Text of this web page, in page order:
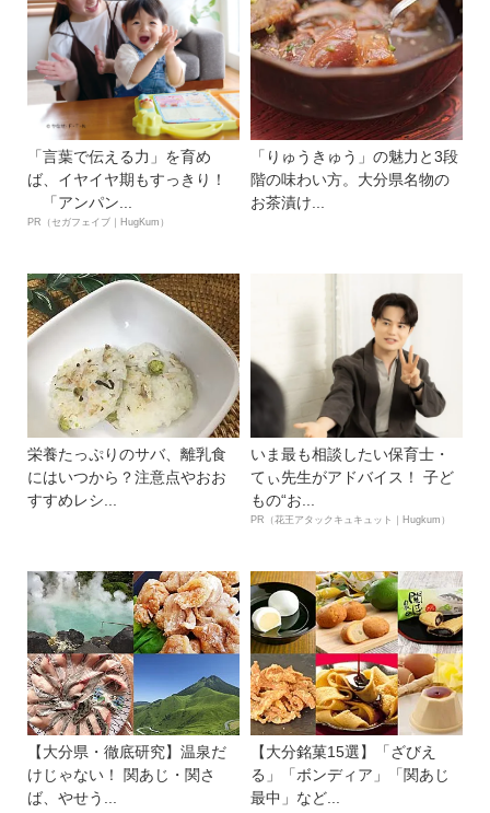
「言葉で伝える力」を育め
ば、イヤイヤ期もすっきり！
「アンパン...
PR（セガフェイブ｜HugKum）
「りゅうきゅう」の魅力と3段
階の味わい方。大分県名物の
お茶漬け...
栄養たっぷりのサバ、離乳食
にはいつから？注意点やおお
すすめレシ...
いま最も相談したい保育士・
てぃ先生がアドバイス！ 子ど
もの“お...
PR（花王アタックキュキュット｜Hugkum）
【大分県・徹底研究】温泉だ
けじゃない！ 関あじ・関さ
ば、やせう...
【大分銘菓15選】「ざびえ
る」「ボンディア」「関あじ
最中」など...